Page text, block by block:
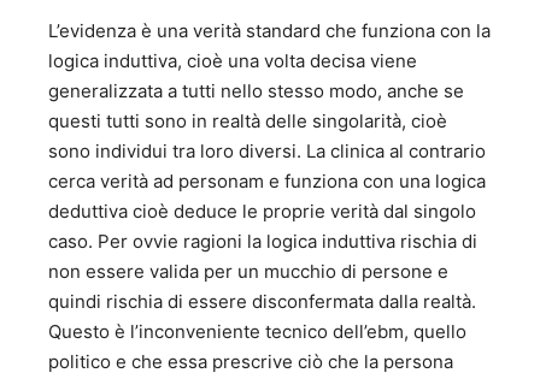
L’evidenza è una verità standard che funziona con la
logica induttiva, cioè una volta decisa viene
generalizzata a tutti nello stesso modo, anche se
questi tutti sono in realtà delle singolarità, cioè
sono individui tra loro diversi. La clinica al contrario
cerca verità ad personam e funziona con una logica
deduttiva cioè deduce le proprie verità dal singolo
caso. Per ovvie ragioni la logica induttiva rischia di
non essere valida per un mucchio di persone e
quindi rischia di essere disconfermata dalla realtà.
Questo è l’inconveniente tecnico dell’ebm, quello
politico e che essa prescrive ciò che la persona